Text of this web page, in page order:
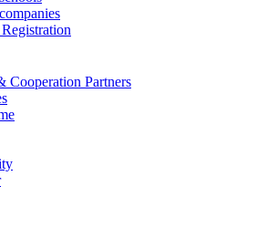
Cooperation Partners